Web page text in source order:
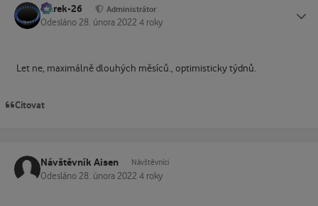
Marek-26 Administrátor
Odesláno 28. února 2022 4 roky
Let ne, maximálně dlouhých měsíců., optimisticky týdnů.
Citovat
Návštěvník Aisen Návštěvníci
Odesláno 28. února 2022 4 roky